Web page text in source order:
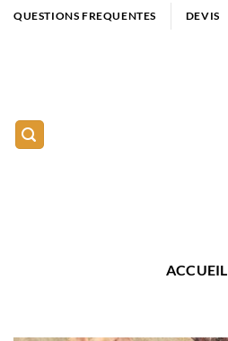
Passer
QUESTIONS FREQUENTES DEVIS
ACCUEIL